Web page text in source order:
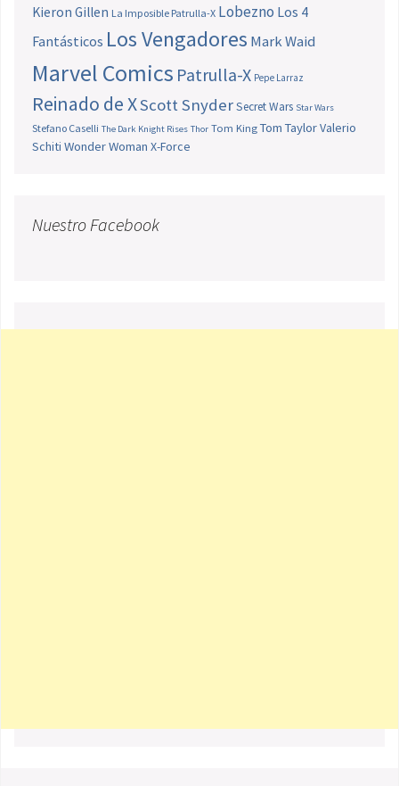
Kieron Gillen La Imposible Patrulla-X Lobezno Los 4
Fantásticos Los Vengadores Mark Waid
Marvel Comics Patrulla-X Pepe Larraz
Reinado de XScott SnyderSecret Wars Star Wars
Stefano Caselli The Dark Knight Rises Thor Tom King Tom TaylorValerio
Schiti Wonder Woman X-Force
Nuestro Facebook